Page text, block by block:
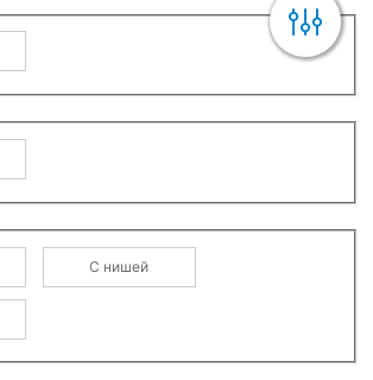
С нишей